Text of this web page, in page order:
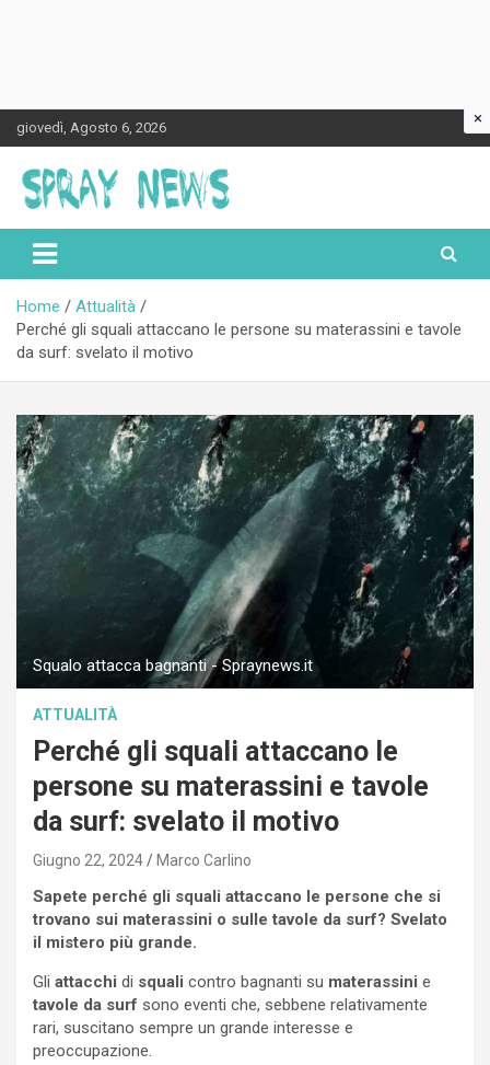
Skip
to
content
giovedì, Agosto 6, 2026
Spraynews.it
Home
Attualità
Perché gli squali attaccano le persone su materassini e tavole
da surf: svelato il motivo
Squalo attacca bagnanti - Spraynews.it
ATTUALITÀ
Perché gli squali attaccano le
persone su materassini e tavole
da surf: svelato il motivo
Giugno 22, 2024 Marco Carlino
Sapete perché gli squali attaccano le persone che si
trovano sui materassini o sulle tavole da surf? Svelato
il mistero più grande.
Gli attacchi di squali contro bagnanti su materassini e
tavole da surf sono eventi che, sebbene relativamente
rari, suscitano sempre un grande interesse e
preoccupazione.
×